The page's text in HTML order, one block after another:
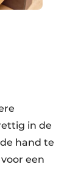
in de
hand te
een